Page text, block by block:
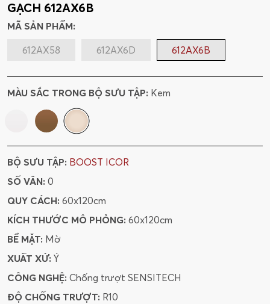
GẠCH 612AX6B
MÃ SẢN PHẨM:
612AX58
612AX6D 612AX6B
MÀU SẮC TRONG BỘ SƯU TẬP: Kem
BỘ SƯU TẬP: BOOST ICOR
SỐ VÂN: 0
QUY CÁCH: 60x120cm
KÍCH THƯỚC MÔ PHỎNG: 60x120cm
BỀ MẶT: Mờ
XUẤT XỨ: Ý
CÔNG NGHỆ: Chống trượt SENSITECH
ĐỘ CHỐNG TRƯỢT: R10